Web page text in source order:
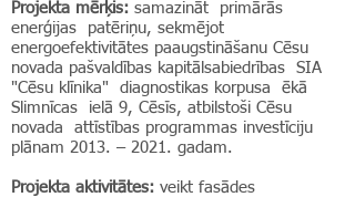
Projekta mērķis: samazināt primārās
enerģijas patēriņu, sekmējot
energoefektivitātes paaugstināšanu Cēsu
novada pašvaldības kapitālsabiedrības SIA
"Cēsu klīnika" diagnostikas korpusa ēkā
Slimnīcas ielā 9, Cēsīs, atbilstoši Cēsu
novada attīstības programmas investīciju
plānam 2013. – 2021. gadam.
Projekta aktivitātes: veikt fasādes